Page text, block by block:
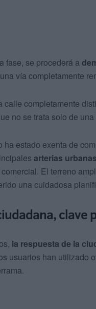
fase, se procederá a
vía completamente
calle completamente
no se trata solo de
ha estado exenta de
arterias urbanas
El terreno
una cuidadosa
clave
la respuesta de la
usuarios han utilizado